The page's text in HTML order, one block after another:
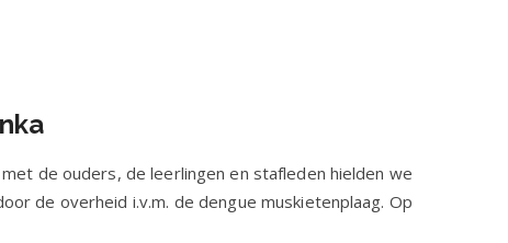
de ouders, de leerlingen en stafleden hielden we
de overheid i.v.m. de dengue muskietenplaag. Op